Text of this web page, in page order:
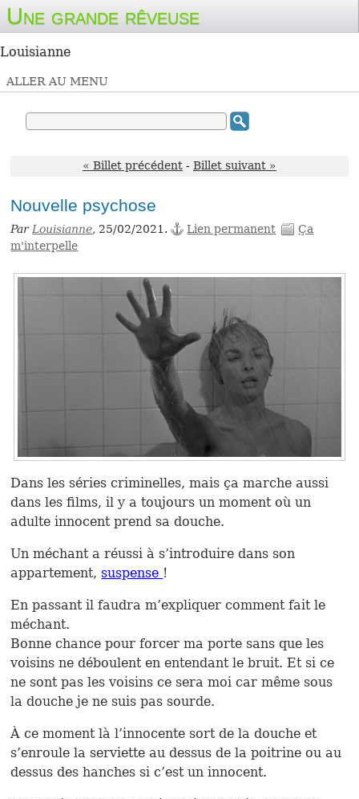
Une grande rêveuse
Louisianne
ALLER AU MENU
« Billet précédent - Billet suivant »
Nouvelle psychose
ParLouisianne, 25/02/2021. Lien permanent
Ça
m'interpelle
Dans les séries criminelles, mais ça marche aussi
dans les films, il y a toujours un moment où un
adulte innocent prend sa douche.
Un méchant a réussi à s’introduire dans son
appartement,suspense !
En passant il faudra m’expliquer comment fait le
méchant.
Bonne chance pour forcer ma porte sans que les
voisins ne déboulent en entendant le bruit. Et si ce
ne sont pas les voisins ce sera moi car même sous
la douche je ne suis pas sourde.
À ce moment là l’innocente sort de la douche et
s’enroule la serviette au dessus de la poitrine ou au
dessus des hanches si c’est un innocent.